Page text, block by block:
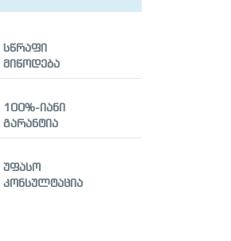
სწრაფი
მიწოდება
100%-იანი
გარანტია
უფასო
კონსულტაცია